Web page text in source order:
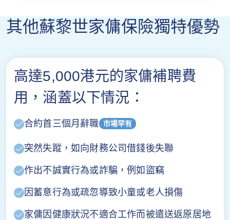
其他蘇黎世家傭保險獨特優勢
高達5,000港元的家傭補聘費
用，涵蓋以下情況：
合約首三個月辭職 市場罕有
突然失蹤，如向財務公司借錢後失聯
作出不誠實行為或詐騙，例如盜竊
因蓄意行為或疏忽導致小童或老人損傷
家傭因健康狀況不適合工作而被遣送返原居地